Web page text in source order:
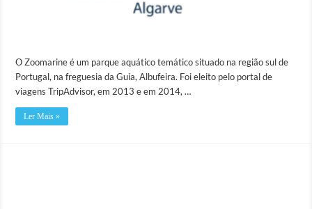
O Zoomarine é um parque aquático temático situado na região sul de
Portugal, na freguesia da Guia, Albufeira. Foi eleito pelo portal de
viagens TripAdvisor, em 2013 e em 2014, …
Ler Mais »